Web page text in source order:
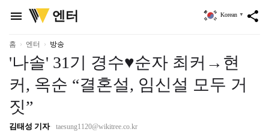
menu
위
키
리
엔터 share
Korean ▼
홈 엔터 방송
'나솔' 31기 경수♥순자 최커→현
커, 옥순 “결혼설, 임신설 모두 거
짓”
김태성 기자 taesung1120@wikitree.co.kr